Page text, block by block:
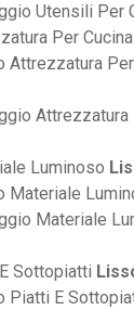
Utensili Per
Per Cucina
Attrezzatura
Attrezzatura
Luminoso
Materiale
Materiale
Sottopiatti
Piatti E